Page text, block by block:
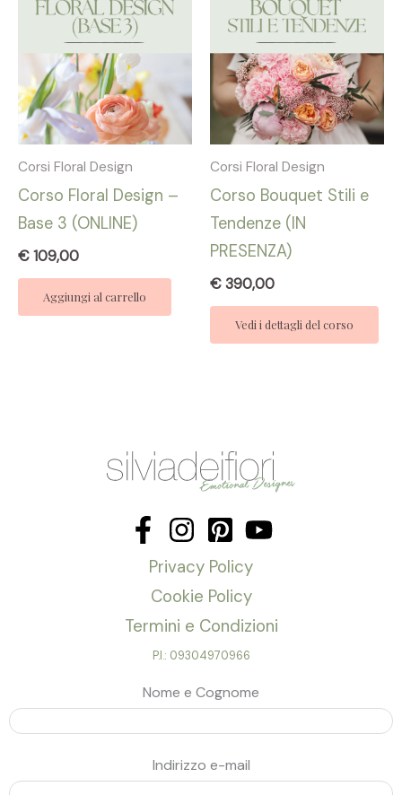
Corsi Floral Design
Corso Floral Design –
Base 3 (ONLINE)
€109,00
Aggiungi al carrello
Corsi Floral Design
Corso Bouquet Stili e
Tendenze (IN
PRESENZA)
€390,00
Vedi i dettagli del corso
Privacy Policy
Cookie Policy
Termini e Condizioni
P.I.: 09304970966
Nome e Cognome
Indirizzo e-mail